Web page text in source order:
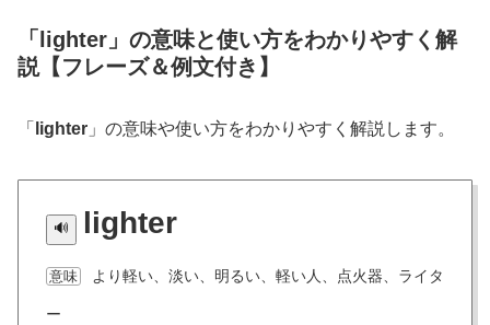
「lighter」の意味と使い方をわかりやすく解
説【フレーズ＆例文付き】
「 lighter 」の意味や使い方をわかりやすく解説します。
lighter
意味 より軽い、淡い、明るい、軽い人、点火器、ライタ
ー